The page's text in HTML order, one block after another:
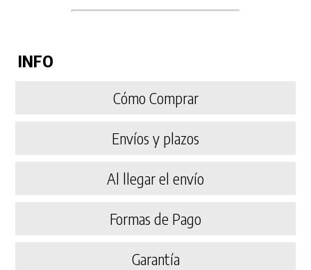
INFO
Cómo Comprar
Envíos y plazos
Al llegar el envío
Formas de Pago
Garantía